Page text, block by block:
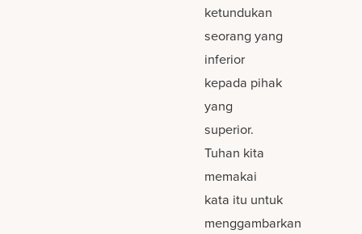
ketundukan
seorang yang
inferior
kepada pihak
yang
superior.
Tuhan kita
memakai
kata itu untuk
menggambarkan